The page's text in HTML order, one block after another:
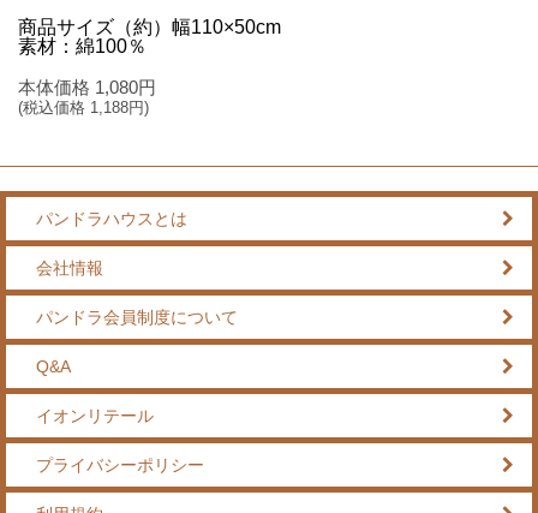
商品サイズ（約）幅110×50cm
素材：綿100％
本体価格 1,080円
(税込価格 1,188円)
パンドラハウスとは
会社情報
パンドラ会員制度について
Q&A
イオンリテール
プライバシーポリシー